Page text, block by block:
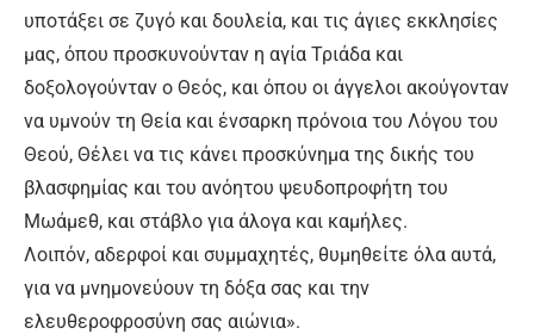
υποτάξει σε ζυγό και δουλεία, και τις άγιες εκκλησίες
μας, όπου προσκυνούνταν η αγία Τριάδα και
δοξολογούνταν ο Θεός, και όπου οι άγγελοι ακούγονταν
να υμνούν τη Θεία και ένσαρκη πρόνοια του Λόγου του
Θεού, Θέλει να τις κάνει προσκύνημα της δικής του
βλασφημίας και του ανόητου ψευδοπροφήτη του
Μωάμεθ, και στάβλο για άλογα και καμήλες.
Λοιπόν, αδερφοί και συμμαχητές, θυμηθείτε όλα αυτά,
για να μνημονεύουν τη δόξα σας και την
ελευθεροφροσύνη σας αιώνια».